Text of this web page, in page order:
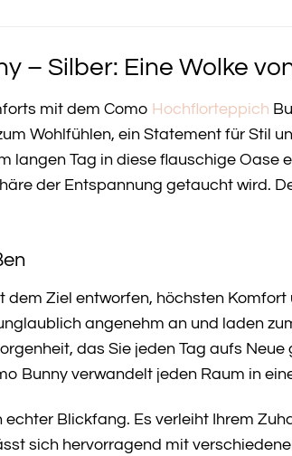
– Silber: Eine Wolke
mit dem Como Hochflorteppich
Wohlfühlen, ein Statement für Stil
langen Tag in diese flauschige
der Entspannung getaucht wird.
Ziel entworfen, höchsten
angenehm an und laden
das Sie jeden Tag aufs
Bunny verwandelt jeden Raum in
Blickfang. Es verleiht Ihrem
sich hervorragend mit